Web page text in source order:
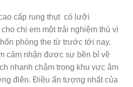
cấp rung thụt có lưỡi
chị em một trải nghiệm thú vị
phòng the từ trước tới nay.
cảm nhận được sự bền bỉ về
nhanh chậm trong khu vực âm
điên. Điều ấn tượng nhất của